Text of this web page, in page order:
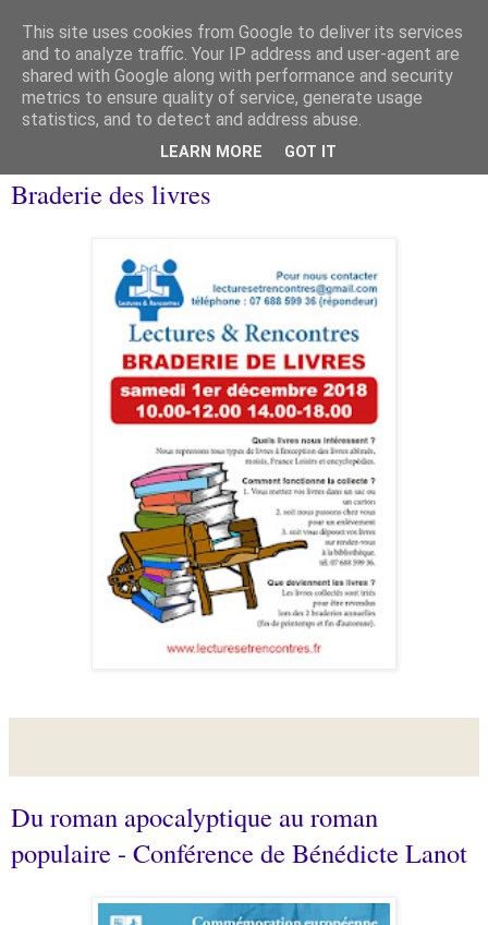
Braderie des livres
Du roman apocalyptique au roman
populaire - Conférence de Bénédicte Lanot
This site uses cookies from Google to deliver its services
and to analyze traffic. Your IP address and user-agent are
shared with Google along with performance and security
metrics to ensure quality of service, generate usage
statistics, and to detect and address abuse.
LEARN MORE GOT IT